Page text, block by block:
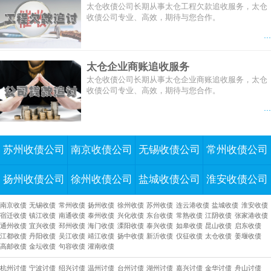
太仓收债公司长期从事太仓工程欠款追收服务，太仓
收债公司专业、高效，期待与您合作。
太仓企业商账追收服务
太仓收债公司长期从事太仓企业商账追收服务，太仓
收债公司专业、高效，期待与您合作。
苏州收债公司 南京收债公司 无锡收债公司 常州收债公司
扬州收债公司 徐州收债公司 盐城收债公司 淮安收债公司
南京收债 无锡收债 常州收债 扬州收债 徐州收债 苏州收债 连云港收债 盐城收债 淮安收债
宿迁收债 镇江收债 南通收债 泰州收债 兴化收债 东台收债 常熟收债 江阴收债 张家港收债
通州收债 宜兴收债 邳州收债 海门收债 溧阳收债 泰兴收债 如皋收债 昆山收债 启东收债
江都收债 丹阳收债 吴江收债 靖江收债 扬中收债 新沂收债 仪征收债 太仓收债 姜堰收债
高邮收债 金坛收债 句容收债 灌南收债
杭州讨债 宁波讨债 绍兴讨债 温州讨债 台州讨债 湖州讨债 嘉兴讨债 金华讨债 舟山讨债